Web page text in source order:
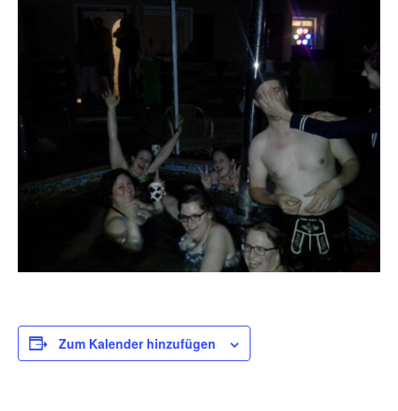
Zum Kalender hinzufügen